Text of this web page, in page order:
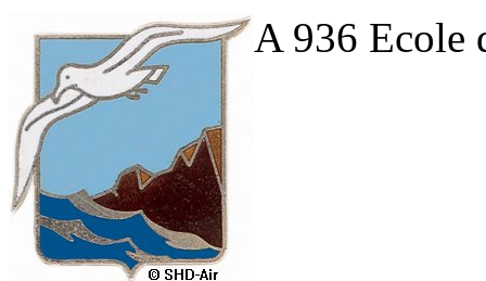
A 936 Ecole